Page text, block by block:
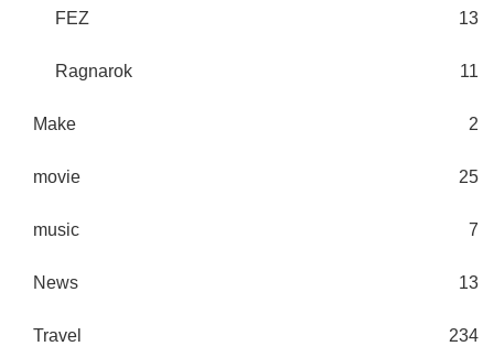
FEZ 13
Ragnarok 11
Make 2
movie 25
music 7
News 13
Travel 234